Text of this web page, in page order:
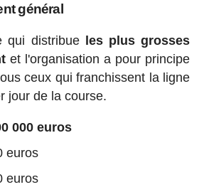
général
qui distribue les plus grosses
et l'organisation a pour principe
ceux qui franchissent la ligne
jour de la course.
000 euros
euros
euros